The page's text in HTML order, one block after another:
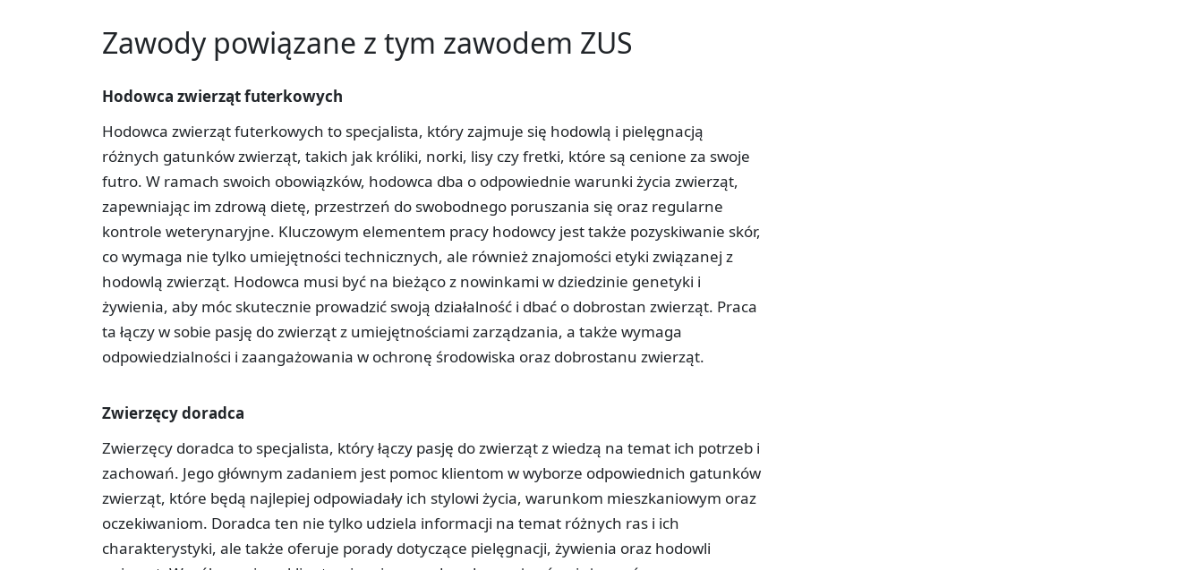
Zawody powiązane z tym zawodem ZUS
Hodowca zwierząt futerkowych
Hodowca zwierząt futerkowych to specjalista, który zajmuje się hodowlą i pielęgnacją
różnych gatunków zwierząt, takich jak króliki, norki, lisy czy fretki, które są cenione za swoje
futro. W ramach swoich obowiązków, hodowca dba o odpowiednie warunki życia zwierząt,
zapewniając im zdrową dietę, przestrzeń do swobodnego poruszania się oraz regularne
kontrole weterynaryjne. Kluczowym elementem pracy hodowcy jest także pozyskiwanie skór,
co wymaga nie tylko umiejętności technicznych, ale również znajomości etyki związanej z
hodowlą zwierząt. Hodowca musi być na bieżąco z nowinkami w dziedzinie genetyki i
żywienia, aby móc skutecznie prowadzić swoją działalność i dbać o dobrostan zwierząt. Praca
ta łączy w sobie pasję do zwierząt z umiejętnościami zarządzania, a także wymaga
odpowiedzialności i zaangażowania w ochronę środowiska oraz dobrostanu zwierząt.
Zwierzęcy doradca
Zwierzęcy doradca to specjalista, który łączy pasję do zwierząt z wiedzą na temat ich potrzeb i
zachowań. Jego głównym zadaniem jest pomoc klientom w wyborze odpowiednich gatunków
zwierząt, które będą najlepiej odpowiadały ich stylowi życia, warunkom mieszkaniowym oraz
oczekiwaniom. Doradca ten nie tylko udziela informacji na temat różnych ras i ich
charakterystyki, ale także oferuje porady dotyczące pielęgnacji, żywienia oraz hodowli